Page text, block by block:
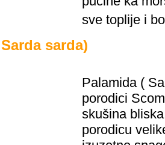
sve toplije i
sarda)
Palamida (
porodici
skušina
porodicu